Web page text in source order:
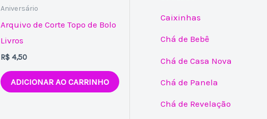
Aniversário
Arquivo de Corte Topo de Bolo
Livros
R$4,50
ADICIONAR AO CARRINHO
Caixinhas
Chá de Bebê
Chá de Casa Nova
Chá de Panela
Chá de Revelação